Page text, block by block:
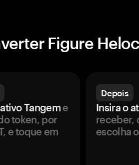
Figure
Tangeme
token, por
e toque em
Depois
Insira o
receber,
escolha